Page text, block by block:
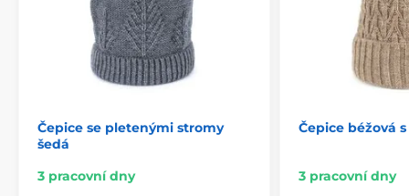
Čepice se pletenými stromy
šedá
3 pracovní dny
Čepice béžová
3 pracovní dny